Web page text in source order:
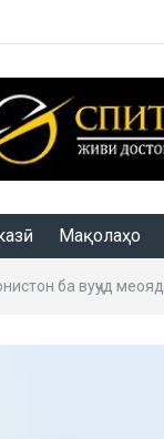
Мақолаҳо
ба вуҷуд меояд